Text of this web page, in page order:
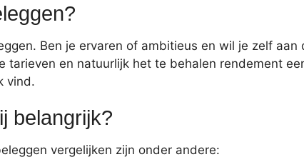
Ben je ervaren of ambitieus en wil je zelf
tarieven en natuurlijk het te behalen rendement
vind.
belangrijk?
vergelijken zijn onder andere: